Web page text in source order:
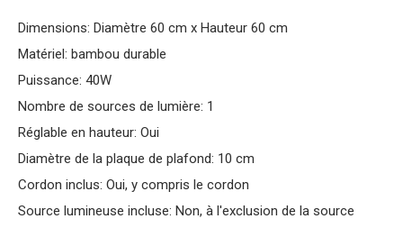
Dimensions: Diamètre 60 cm x Hauteur 60 cm
Matériel: bambou durable
Puissance: 40W
Nombre de sources de lumière: 1
Réglable en hauteur: Oui
Diamètre de la plaque de plafond: 10 cm
Cordon inclus: Oui, y compris le cordon
Source lumineuse incluse: Non, à l'exclusion de la source